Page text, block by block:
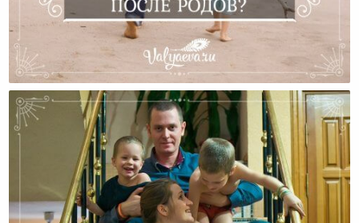
Есть Ли Жизнь После Родов?